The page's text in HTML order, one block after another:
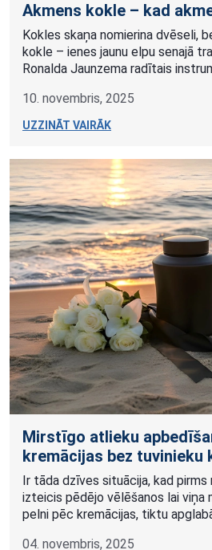
Akmens kokle – kad
Kokles skaņa nomierina dvēseli,
kokle – ienes jaunu elpu senajā
Ronalda Jaunzema radītais
10. novembris, 2025
UZZINĀT VAIRĀK
Mirstīgo atlieku
kremācijas bez tuvinieku
Ir tāda dzīves situācija, kad pirms
izteicis pēdējo vēlēšanos lai viņa
pelni pēc kremācijas, tiktu
04. novembris, 2025